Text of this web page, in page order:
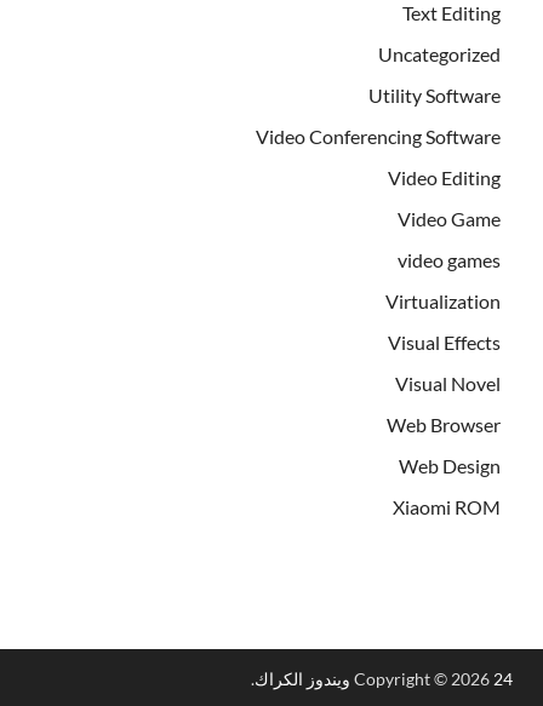
Text Editing
Uncategorized
Utility Software
Video Conferencing Software
Video Editing
Video Game
video games
Virtualization
Visual Effects
Visual Novel
Web Browser
Web Design
Xiaomi ROM
Copyright © 2026 24 ويندوز الكراك
.